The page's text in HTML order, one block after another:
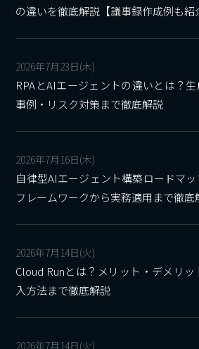
の違いを徹底解説【議事録作成例も紹
2026年7月23日(木)
RPAとAIエージェントの違いとは？
事例・リスク対策まで徹底解説
2026年7月16日(木)
自律型AIエージェント構築ロードマ
フレームワークから実務適用まで徹底
2026年7月14日(火)
Cloud Runとは？メリット・デメリ
入方法まで徹底解説
2026年7月14日(火)